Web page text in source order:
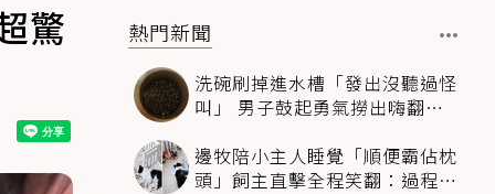
驚
熱門新聞
洗碗刷掉進水槽「發出沒聽過怪
叫」 男子鼓起勇氣撈出嗨翻：
邊牧陪小主人睡覺「順便霸佔枕
頭」飼主直擊全程笑翻：過程絲